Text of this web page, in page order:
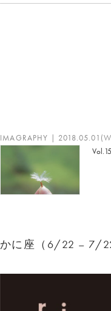
IMAGRAPHY |
Vol.15
かに座（6/22 – 7/